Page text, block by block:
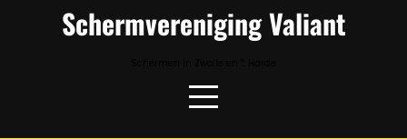
Schermvereniging Valiant